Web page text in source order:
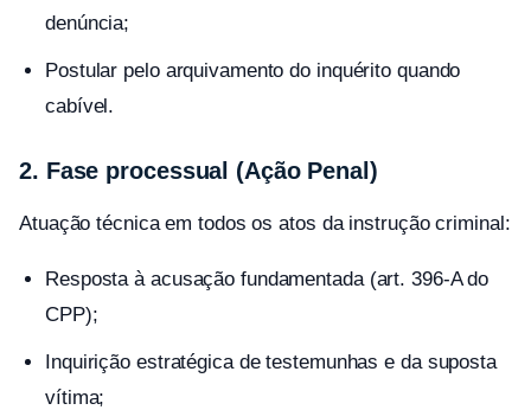
denúncia;
Postular pelo arquivamento do inquérito quando
cabível.
2. Fase processual (Ação Penal)
Atuação técnica em todos os atos da instrução criminal:
Resposta à acusação fundamentada (art. 396-A do
CPP);
Inquirição estratégica de testemunhas e da suposta
vítima;